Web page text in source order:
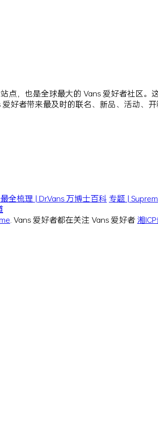
点，也是全球最大的 Vans 爱好者社区
好者带来最及时的联名、新品、活动、开
全梳理 | Dr.Vans 万博士百科 专题 |
. Vans 爱好者都在关注 Vans 爱好者湘